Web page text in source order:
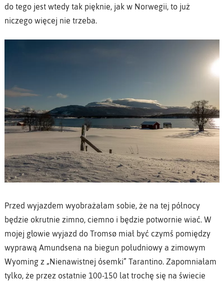
do tego jest wtedy tak pięknie, jak w Norwegii, to już
niczego więcej nie trzeba.
Przed wyjazdem wyobrażałam sobie, że na tej północy
będzie okrutnie zimno, ciemno i będzie potwornie wiać. W
mojej głowie wyjazd do Tromsø miał być czymś pomiędzy
wyprawą Amundsena na biegun południowy a zimowym
Wyoming z „Nienawistnej ósemki” Tarantino. Zapomniałam
tylko, że przez ostatnie 100-150 lat trochę się na świecie